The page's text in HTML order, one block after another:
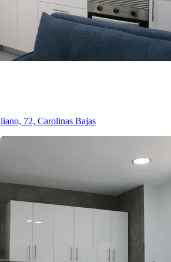
72, Carolinas Bajas